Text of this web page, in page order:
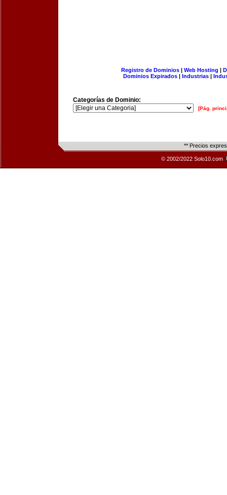
Registro de Dominios| Web Hosting |
Dominios Expirados | Industrias |
Categorías de Dominio:
[Pág.
** Precios
© 2002/2022 Solo10.com